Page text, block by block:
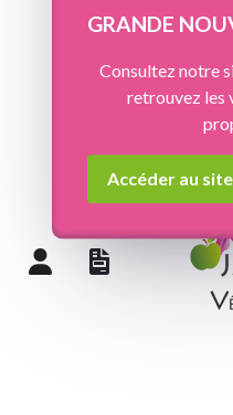
GRANDE
Consultez notre
retrouvez les
Accéder au
Panneau de gestion des cookies